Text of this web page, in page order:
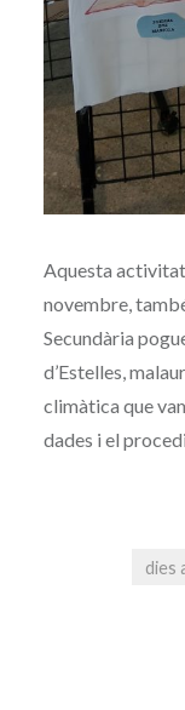
Aquesta
novembre,
Secundària
d’Estelles,
climàtica que
dades i el
dies